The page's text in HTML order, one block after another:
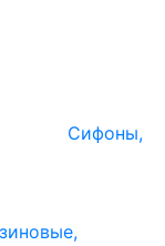
Сифоны,